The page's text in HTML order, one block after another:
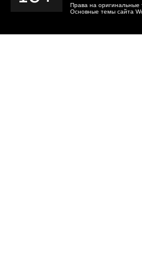
Права на оригинальные
Основные темы сайта